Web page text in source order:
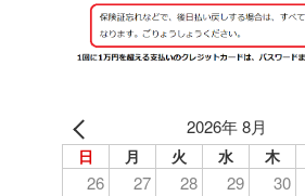
2026年 8月
日 月 火 水 木
26 27 28 29 30